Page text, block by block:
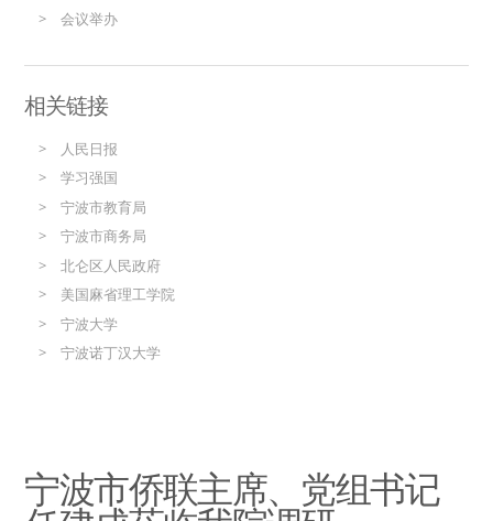
会议举办
相关链接
人民日报
学习强国
宁波市教育局
宁波市商务局
北仑区人民政府
美国麻省理工学院
宁波大学
宁波诺丁汉大学
宁波市侨联主席、党组书记